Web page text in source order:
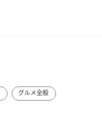
グルメ全般